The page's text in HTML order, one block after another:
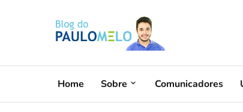
Home Sobre Comunicadores